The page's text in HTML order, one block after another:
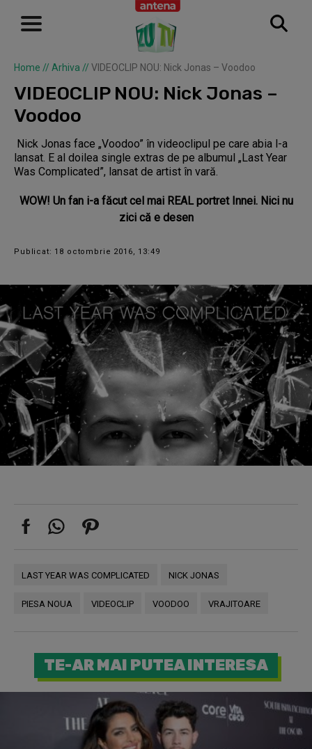
Home // Arhiva // VIDEOCLIP NOU: Nick Jonas – Voodoo
VIDEOCLIP NOU: Nick Jonas –
Voodoo
Nick Jonas face „Voodoo” în videoclipul pe care abia l-a
lansat. E al doilea single extras de pe albumul „Last Year
Was Complicated”, lansat de artist în vară.
WOW! Un fan i-a făcut cel mai REAL portret Innei. Nici nu
zici că e desen
Publicat: 18 octombrie 2016, 13:49
LAST YEAR WAS COMPLICATED NICK JONAS
PIESA NOUA VIDEOCLIP VOODOO VRAJITOARE
TE-AR MAI PUTEA INTERESA